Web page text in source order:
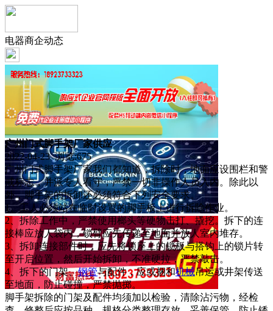
电器商企动态
广州门式脚手架厂家供应
2022-04-23 浏览:675
广州门式脚手架厂家我们都知道，拆除时，地面应设围栏和警
戒标志，并派专人看守，严禁一切非操作人员入内。除此以
外，脚手架的拆卸还必须符合下列安全要求。
1、工人必须站在临时设置的脚手板上进行拆除作业。
2、拆除工作中，严禁使用榔头等硬物击打、撬挖。拆下的连
接棒应放人袋内，锁臂应先传递至地面并放人室内堆存。
3、拆卸连接部件时，应先将锁座上的锁板与搭钩上的锁片转
至开启位置，然后开始拆卸，不准硬拉，严禁敲击。
4、拆下的门架、钢管与配件，应或捆和机械吊运或井架传送
至地面，防止碰撞，严禁抛掷。
脚手架拆除的门架及配件均须加以检验，清除沾污物，经检